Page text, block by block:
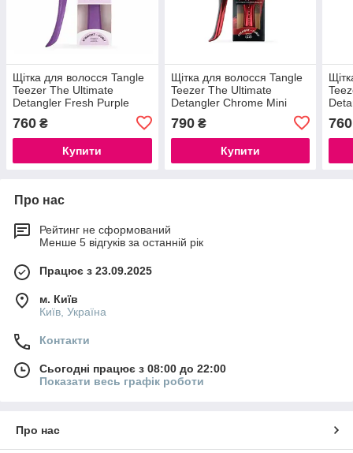
Щітка для волосся Tangle
Teezer The Ultimate
Detangler Fresh Purple
760 ₴
Купити
Щітка для волосся Tangle
Teezer The Ultimate
Detangler Chrome Mini
790₴
Купити
760
Про нас
Рейтинг не сформований
Менше 5 відгуків за останній рік
Працює з 23.09.2025
м. Київ
Київ, Україна
Контакти
Сьогодні працює з 08:00 до 22:00
Показати весь графік роботи
Про нас